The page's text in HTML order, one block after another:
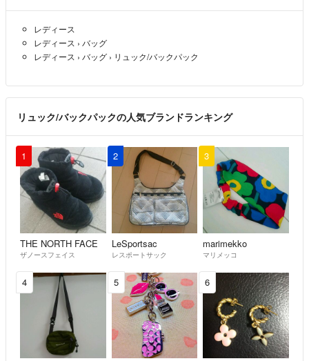
レディース
レディース › バッグ
レディース › バッグ › リュック/バックパック
リュック/バックパックの人気ブランドランキング
1
THE NORTH FACE
ザノースフェイス
2
LeSportsac
レスポートサック
3
marimekko
マリメッコ
4 5 6